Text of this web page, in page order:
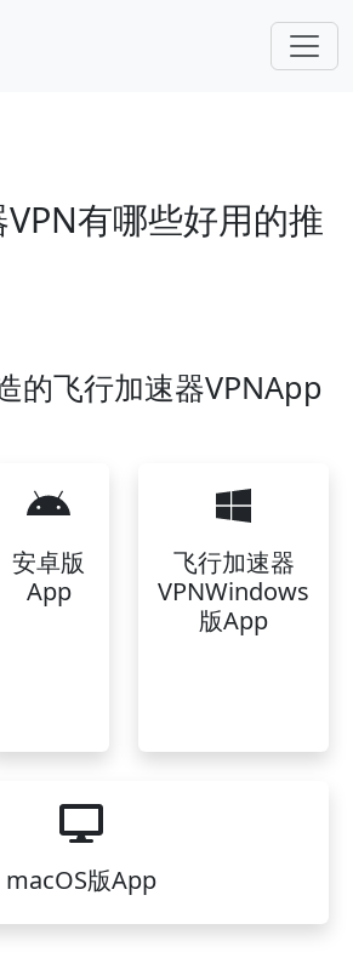
有哪些好用的推
的飞行加速器VPNApp
安卓版
App
飞行加速器
VPNWindows
版App
macOS版App